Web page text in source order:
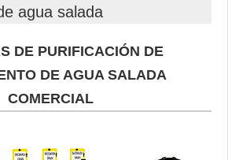
agua salada
DE PURIFICACIÓN DE
DE AGUA SALADA
COMERCIAL